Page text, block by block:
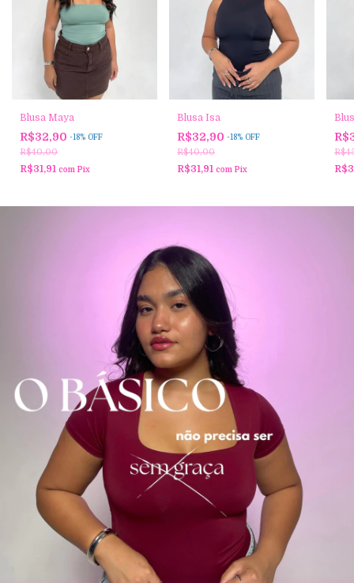
Blusa Maya
R$32,90 -18% OFF
R$40,00
R$31,91 com Pix
Blusa Isa
R$32,90-18% OFF
R$40,00
R$31,91com Pix